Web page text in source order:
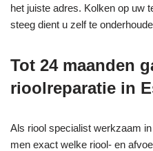
het juiste adres. Kolken op uw
steeg dient u zelf te
Tot 24 maanden
rioolreparatie in
Als riool specialist werkzaam
men exact welke riool- en